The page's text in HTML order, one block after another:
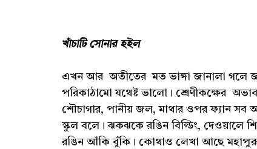
খাঁচাটি সোনার হইল
এখন আর অতীতের মত ভাঙ্গা জানালা গলে
পরিকাঠামো যথেষ্ট ভালো। শ্রেণীকক্ষের
শৌচাগার, পানীয় জল, মাথার ওপর ফ্যান
স্কুল বলে। ঝকঝকে রঙিন বিল্ডিং, দেওয়ালে
রঙিন আঁকি বুঁকি। কোথাও লেখা আছে